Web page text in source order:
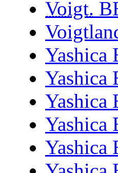
Voigt.
Yashica
Yashica
Yashica
Yashica
Yashica